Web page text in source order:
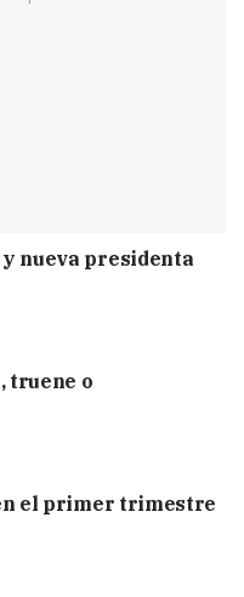
nueva presidenta
truene o
el primer trimestre